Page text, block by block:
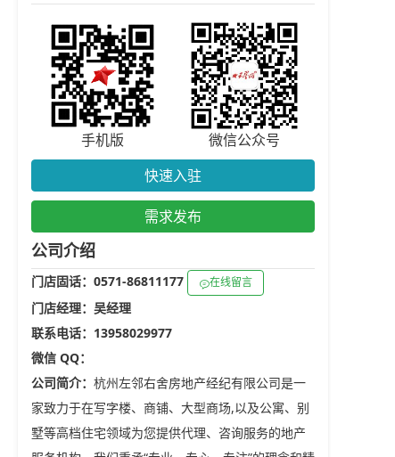
手机版
微信公众号
快速入驻
需求发布
公司介绍
门店固话：0571-86811177 在线留言
门店经理：吴经理
联系电话：13958029977
微信 QQ：
公司简介： 杭州左邻右舍房地产经纪有限公司是一
家致力于在写字楼、商铺、大型商场,以及公寓、别
墅等高档住宅领域为您提供代理、咨询服务的地产